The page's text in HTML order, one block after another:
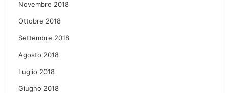
Novembre 2018
Ottobre 2018
Settembre 2018
Agosto 2018
Luglio 2018
Giugno 2018